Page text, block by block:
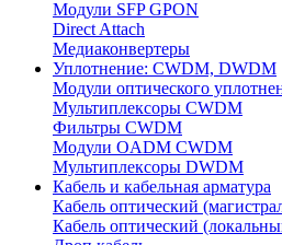
Модули SFP GPON
Direct Attach
Медиаконвертеры
Уплотнение: CWDM, DWDM
Модули оптического
Мультиплексоры CWDM
Фильтры CWDM
Модули OADM CWDM
Мультиплексоры DWDM
Кабель и кабельная арматура
Кабель оптический
Кабель оптический